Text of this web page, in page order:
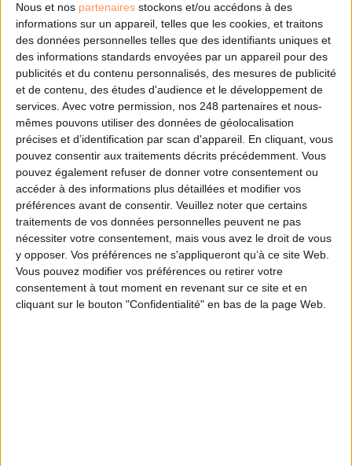
Nous et nos partenaires stockons et/ou accédons à des
informations sur un appareil, telles que les cookies, et traitons
des données personnelles telles que des identifiants uniques et
des informations standards envoyées par un appareil pour des
publicités et du contenu personnalisés, des mesures de publicité
et de contenu, des études d'audience et le développement de
services. Avec votre permission, nos 248 partenaires et nous-
mêmes pouvons utiliser des données de géolocalisation
précises et d’identification par scan d'appareil. En cliquant, vous
pouvez consentir aux traitements décrits précédemment. Vous
pouvez également refuser de donner votre consentement ou
accéder à des informations plus détaillées et modifier vos
préférences avant de consentir. Veuillez noter que certains
traitements de vos données personnelles peuvent ne pas
nécessiter votre consentement, mais vous avez le droit de vous
y opposer. Vos préférences ne s'appliqueront qu’à ce site Web.
Vous pouvez modifier vos préférences ou retirer votre
consentement à tout moment en revenant sur ce site et en
cliquant sur le bouton "Confidentialité" en bas de la page Web.
publics) ;
Le Digital Services Act (DSA) et le Digital Markets Ace (DMA), deux
règlements européens applicables aux services publics proposant
des plateformes numériques, imposant notamment de nouvelles
obligations en matière de lutte contre les contenus illicites, de
transparence et de respect des droits fondamentaux.
Initier une démarche conforme : les conseils
Réaliser un audit de conformité (RGPD, accessibilité, REEN) ;
Cartographier les données personnelles traitées par l’organisation ;
Impliquer les parties prenantes dès le début (DPO, RSSI, référent
accessibilité) ;
Sensibiliser et former les agents aux enjeux réglementaires.
>>> Pour en savoir plus, téléchargez
gratuitement le supplément Archimag
"Secteur Public : guide vers une
transformation souveraine et performante"